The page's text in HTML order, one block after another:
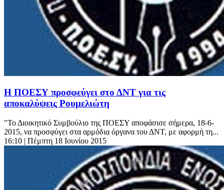
Η ΠΟΕΣΥ προσφεύγει στο ΔΝΤ για τις
αποκαλύψεις Ρουμελιώτη
"Το Διοικητικό Συμβούλιο της ΠΟΕΣΥ αποφάσισε σήμερα, 18-6-
2015, να προσφύγει στα αρμόδια όργανα του ΔΝΤ, με αφορμή τη...
16:10 | Πέμπτη 18 Ιουνίου 2015